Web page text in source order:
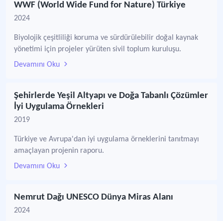
WWF (World Wide Fund for Nature) Türkiye
2024
Biyolojik çeşitliliği koruma ve sürdürülebilir doğal kaynak
yönetimi için projeler yürüten sivil toplum kuruluşu.
Devamını Oku
Şehirlerde Yeşil Altyapı ve Doğa Tabanlı Çözümler
İyi Uygulama Örnekleri
2019
Türkiye ve Avrupa'dan iyi uygulama örneklerini tanıtmayı
amaçlayan projenin raporu.
Devamını Oku
Nemrut Dağı UNESCO Dünya Miras Alanı
2024